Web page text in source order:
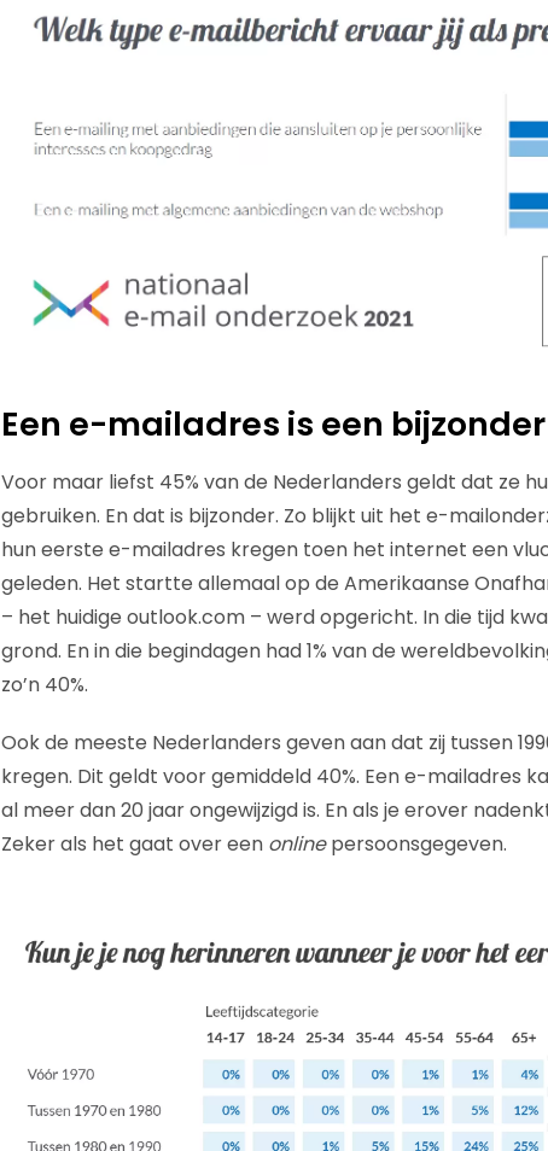
Een e-mailadres is een
Voor maar liefst 45% van de Nederlanders geldt dat ze
gebruiken. En dat is bijzonder. Zo blijkt uit het e-
hun eerste e-mailadres kregen toen het internet een
geleden. Het startte allemaal op de Amerikaanse
– het huidige outlook.com – werd opgericht. In die tijd
grond. En in die begindagen had 1% van de
zo’n 40%.
Ook de meeste Nederlanders geven aan dat zij tussen
kregen. Dit geldt voor gemiddeld 40%. Een e-mailadres
al meer dan 20 jaar ongewijzigd is. En als je erover
Zeker als het gaat over een onlinepersoonsgegeven.